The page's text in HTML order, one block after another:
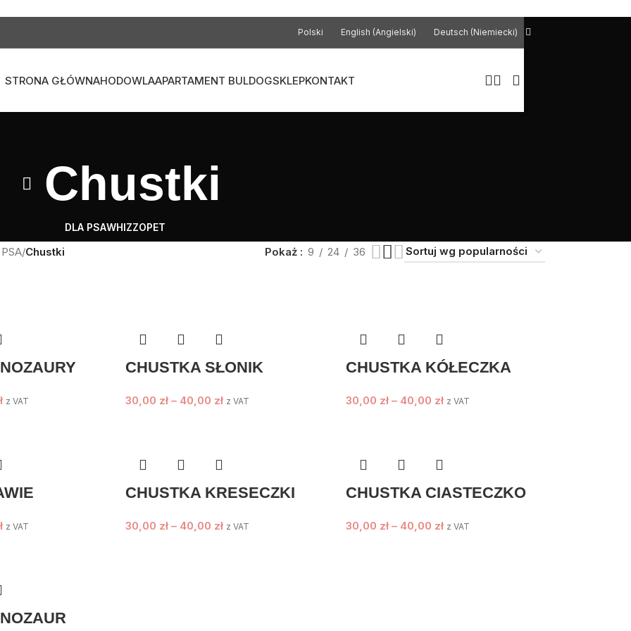
Polski English (Angielski) Deutsch (Niemiecki)
STRONA GŁÓWNAHODOWLAAPARTAMENT BULDOGSKLEPKONTAKT
Chustki
DLA PSAWHIZZOPET
/Chustki Pokaż 9 24 36
z VAT
CHUSTKA SŁONIK
30,00 zł – 40,00 zł z VAT
CHUSTKA KÓŁECZKA
30,00 zł – 40,00 zł z VAT
z VAT
CHUSTKA KRESECZKI
30,00 zł – 40,00 zł z VAT
CHUSTKA CIASTECZKO
30,00 zł – 40,00 zł z VAT